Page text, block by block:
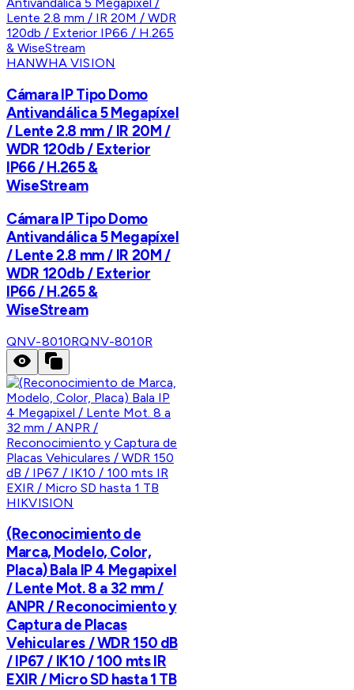
HANWHA VISION
Cámara IP Tipo Domo
Antivandálica 5 Megapíxel
/ Lente 2.8 mm / IR 20M /
WDR 120db / Exterior
IP66 / H.265 &
WiseStream
Cámara IP Tipo Domo
Antivandálica 5 Megapíxel
/ Lente 2.8 mm / IR 20M /
WDR 120db / Exterior
IP66 / H.265 &
WiseStream
QNV-8010RQNV-8010R
HIKVISION
(Reconocimiento de
Marca, Modelo, Color,
Placa) Bala IP 4 Megapixel
/ Lente Mot. 8 a 32 mm /
ANPR / Reconocimiento y
Captura de Placas
Vehiculares / WDR 150 dB
/ IP67 / IK10 / 100 mts IR
EXIR / Micro SD hasta 1 TB